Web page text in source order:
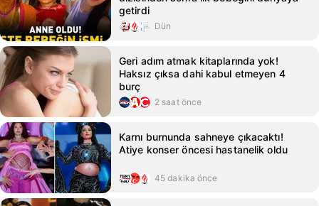
getirdi
Dün
Geri adım atmak kitaplarında yok!
Haksız çıksa dahi kabul etmeyen 4
burç
2 saat önce
Karnı burnunda sahneye çıkacaktı!
Atiye konser öncesi hastanelik oldu
45 dakika önce